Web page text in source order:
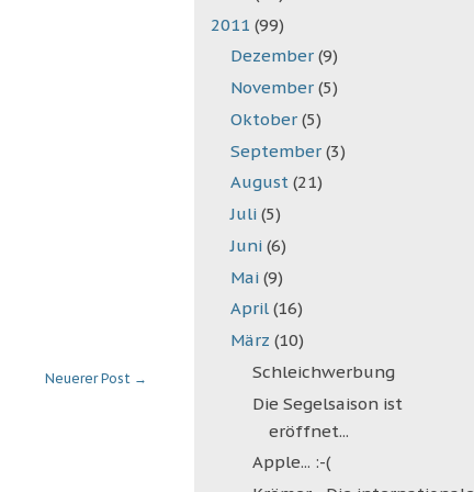
Neuerer Post →
2011 (99)
Dezember (9)
November (5)
Oktober (5)
September (3)
August (21)
Juli (5)
Juni (6)
Mai (9)
April (16)
März (10)
Schleichwerbung
Die Segelsaison ist
eröffnet...
Apple... :-(